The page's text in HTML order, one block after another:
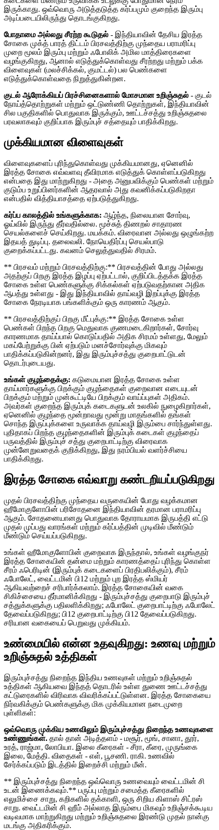
இருக்காது. ஒவ்வொரு அடுத்தடுத்த கர்ப்பமும் குறைந்த இரும்பு
அடிப்படையிலிருந்து தொடங்குகிறது.
போதாமை அல்லது சீரற்ற கூடுதல் - இந்தியாவின் தேசிய இரத்த
சோகை முக்த் பாரத் திட்டம் பிரசவத்திற்கு முந்தைய பராமரிப்பு
முறை மூலம் இரும்பு மற்றும் ஃபோலிக் அமில மாத்திரைகளை
வழங்குகிறது, ஆனால் எடுத்துக்கொள்வது சீரற்றது மற்றும் பக்க
விளைவுகள் (மலச்சிக்கல், குமட்டல்) பல பெண்களை
எடுத்துக்கொள்வதை நிறுத்துகின்றன.
குடல் ஆரோக்கியப் பிரச்சினைகளால் மோசமான உறிஞ்சுதல் - குடல்
நோய்த்தொற்றுகள் மற்றும் ஒட்டுண்ணி தொற்றுகள், இந்தியாவின்
சில பகுதிகளில் பொதுவாக இருக்கும், ஊட்டச்சத்து உறிஞ்சுதலை
பரவலாகவும் குறிப்பாக இரும்புச் சத்தையும் பாதிக்கிறது.
முக்கியமான விளைவுகள்
விளைவுகளைப் புரிந்துகொள்வது முக்கியமானது, ஏனெனில்
இரத்த சோகை எவ்வளவு தீவிரமாக எடுத்துக் கொள்ளப்படுகிறது
என்பதை இது மாற்றுகிறது - அதை அனுபவிக்கும் பெண்கள் மற்றும்
குடும்ப உறுப்பினர்களின் ஆதரவால் அது கவனிக்கப்படுகிறதா
என்பதில் வித்தியாசத்தை ஏற்படுத்துகிறது.
கர்ப்ப காலத்தில் உங்களுக்காக: ஆழ்ந்த, நிலையான சோர்வு,
ஓய்வில் இருந்து தீர்வதில்லை. மூச்சுத் திணறல் சாதாரண
செயல்களைச் செய்கிறது. மயக்கம். விரைவான அல்லது ஒழுங்கற்ற
இதயத் துடிப்பு. தலைவலி. நோயெதிர்ப்பு செயல்பாடு
குறைக்கப்பட்டது. கவனம் செலுத்துவதில் சிரமம்.
** பிரசவம் மற்றும் பிரசவத்திற்கு:** பிரசவத்தின் போது அல்லது
அதற்குப் பிறகு இரத்த இழப்பு ஏற்பட்டால், குறிப்பிடத்தக்க இரத்த
சோகை உள்ள பெண்களுக்கு சிக்கல்கள் ஏற்படுவதற்கான அதிக
ஆபத்து உள்ளது - இது இந்தியாவில் தாய்வழி இறப்புக்கு இரத்த
சோகை நேரடியாக பங்களிக்கும் ஒரு காரணம் ஆகும்.
** பிரசவத்திற்குப் பிறகு மீட்புக்கு:** இரத்த சோகை உள்ள
பெண்கள் பிறந்த பிறகு மெதுவாக குணமடைகிறார்கள், சோர்வு
காரணமாக தாய்ப்பால் கொடுப்பதில் அதிக சிரமம் உள்ளது, மேலும்
மகப்பேற்றுக்கு பின் ஏற்படும் மனச்சோர்வுக்கு மிகவும்
பாதிக்கப்படுகின்றனர், இது இரும்புச்சத்து குறைபாட்டுடன்
தொடர்புடையது.
உங்கள் குழந்தைக்கு: கடுமையான இரத்த சோகை உள்ள
தாய்மார்களுக்கு பிறக்கும் குழந்தைகள் குறைவான எடையுடன்
பிறக்கும் மற்றும் முன்கூட்டியே பிறக்கும் வாய்ப்புகள் அதிகம்.
அவர்கள் குறைந்த இரும்புக் கடைகளுடன் உலகில் நுழைகிறார்கள்,
ஏனெனில் குழந்தை மூன்றாவது மூன்று மாதங்களில் தங்கள்
சொந்த இருப்புக்களை உருவாக்க தாய்வழி இரும்பை சார்ந்துள்ளது.
புதிதாகப் பிறந்த குழந்தைகளின் இரும்புக் கடைகள் குழந்தைப்
பருவத்தில் இரும்புச் சத்து குறைபாட்டிற்கு விரைவாக
முன்னேறுவதைக் குறிக்கிறது, இது நரம்பியல் வளர்ச்சியை
பாதிக்கிறது.
இரத்த சோகை எவ்வாறு கண்டறியப்படுகிறது
முதல் பிரசவத்திற்கு முந்தைய வருகையின் போது வழக்கமான
ஹீமோகுளோபின் பரிசோதனை இந்தியாவின் தரமான பராமரிப்பு
ஆகும். சோதனையானது பொதுவாக தோராயமாக இருபத்தி எட்டு
முதல் முப்பது வாரங்கள் மற்றும் கர்ப்பத்தின் முடிவில் மீண்டும்
மீண்டும் செய்யப்படுகிறது.
உங்கள் ஹீமோகுளோபின் குறைவாக இருந்தால், உங்கள் வழங்குநர்
இரத்த சோகையின் தன்மை மற்றும் காரணத்தைப் புரிந்து கொள்ள
சீரம் ஃபெரிடின் (இரும்புக் கடைகளைப் பிரதிபலிக்கும்), சீரம்
ஃபோலேட், வைட்டமின் பி12 மற்றும் புற இரத்த ஸ்மியர்
ஆகியவற்றைச் சரிபார்க்கலாம். இரத்த சோகையின் வகை
சிகிச்சையை தீர்மானிக்கிறது - இரும்புச்சத்து குறைபாடு இரும்புச்
சத்துக்களுக்கு பதிலளிக்கிறது; ஃபோலேட் குறைபாட்டிற்கு ஃபோலேட்
தேவைப்படுகிறது; பி12 குறைபாட்டிற்கு பி12 தேவைப்படுகிறது.
சரியான வகையைப் பெறுவது முக்கியம்.
உண்மையில் என்ன உதவுகிறது: உணவு மற்றும்
உறிஞ்சுதல் உத்திகள்
இரும்புச்சத்து நிறைந்த இந்திய உணவுகள் மற்றும் உறிஞ்சுதல்
உத்திகள் ஆகியவை இந்தத் தொடரில் உள்ள துணை ஊட்டச்சத்து
கட்டுரைகளில் விரிவாக விவரிக்கப்பட்டுள்ளன. இரத்த சோகையை
நிர்வகிக்கும் பெண்களுக்கு மிக முக்கியமான நடைமுறை
புள்ளிகள்:
ஒவ்வொரு முக்கிய உணவிலும் இரும்புச்சத்து நிறைந்த உணவுகளை
உண்ணுங்கள். தால் தான் அடித்தளம் - மசூர், மூங், சானா, தூர்,
உரத், ராஜ்மா, லோபியா. இலை கீரைகள் - சீரா, கீரை, முருங்கை
இலை, மேத்தி. விதைகள் - எள், பூசணி. ராகி. உணவில்
சேர்க்கப்படும் இடத்தில் இறைச்சி மற்றும் மீன்.
** இரும்புச்சத்து நிறைந்த ஒவ்வொரு உணவையும் வைட்டமின் சி
உடன் இணைக்கவும்.** பருப்பு மற்றும் சமைத்த கீரைகளில்
எலுமிச்சை சாறு, கறிகளில் தக்காளி, ஒரு சிறிய கிளாஸ் சிட்ரஸ்
சாறு. வைட்டமின் சி ஹீம் அல்லாத இரும்பை மிகவும் உறிஞ்சக்கூடிய
வடிவமாக மாற்றுகிறது மற்றும் உறிஞ்சுதலை இரண்டு முதல் நான்கு
மடங்கு அதிகரிக்கும்.